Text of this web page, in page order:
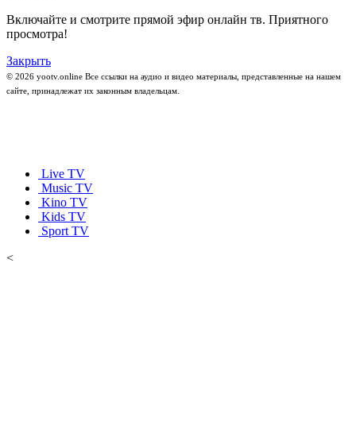
Включайте и смотрите прямой эфир онлайн тв. Приятного
просмотра!
Закрыть
© 2026 yootv.online Все ссылки на аудио и видео материалы, представленные на нашем
сайте, принадлежат их законным владельцам.
Live TV
Music TV
Kino TV
Kids TV
Sport TV
<